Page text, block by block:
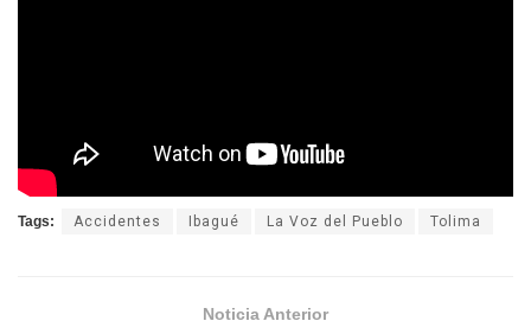
Tags: Accidentes Ibagué La Voz del Pueblo Tolima
Noticia Anterior